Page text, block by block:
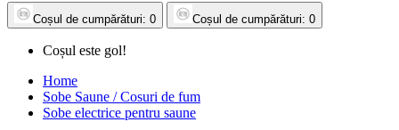
Coșul de cumpărături: 0 Coșul de cumpărături: 0
Coșul este gol!
Home
Sobe Saune / Cosuri de fum
Sobe electrice pentru saune